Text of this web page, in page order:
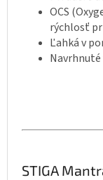
OCS
rýchlosť
Ľahká v
Navrhnuté
STIGA